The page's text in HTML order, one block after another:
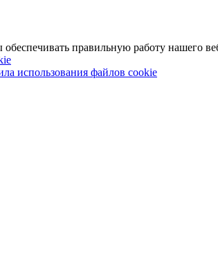
правильную работу нашего
использования файлов cookie